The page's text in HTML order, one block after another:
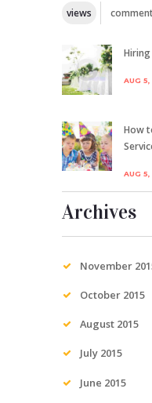
views
Hiring
AUG 5,
How
AUG 5,
Archives
November
October 2015
August 2015
July 2015
June 2015